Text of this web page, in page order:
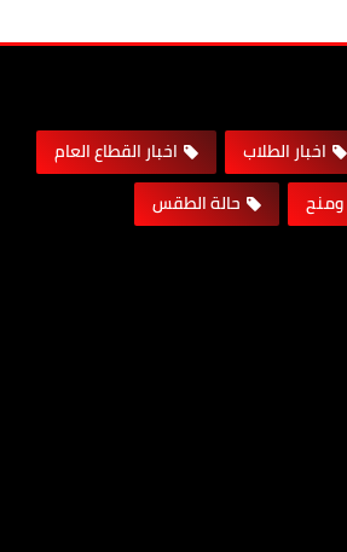
اخبار الطلاب
اخبار القطاع العام
ومنح
حالة الطقس